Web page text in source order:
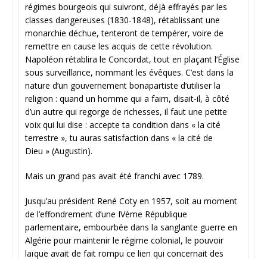
régimes bourgeois qui suivront, déjà effrayés par les
classes dangereuses (1830-1848), rétablissant une
monarchie déchue, tenteront de tempérer, voire de
remettre en cause les acquis de cette révolution.
Napoléon rétablira le Concordat, tout en plaçant l’Église
sous surveillance, nommant les évêques. C’est dans la
nature d’un gouvernement bonapartiste d’utiliser la
religion : quand un homme qui a faim, disait-il, à côté
d’un autre qui regorge de richesses, il faut une petite
voix qui lui dise : accepte ta condition dans « la cité
terrestre », tu auras satisfaction dans « la cité de
Dieu » (Augustin).
Mais un grand pas avait été franchi avec 1789.
Jusqu’au président René Coty en 1957, soit au moment
de l’effondrement d’une IVème République
parlementaire, embourbée dans la sanglante guerre en
Algérie pour maintenir le régime colonial, le pouvoir
laïque avait de fait rompu ce lien qui concernait des